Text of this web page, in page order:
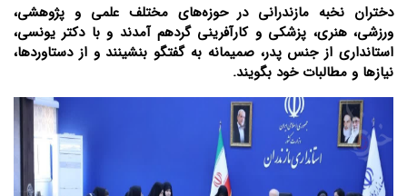
دختران نخبه مازندرانی در حوزه‌های مختلف علمی و پژوهشی،
ورزشی، هنری، پزشکی و کارآفرینی گردهم آمدند و با دکتر یونسی،
استانداری از جنس پدر، صمیمانه به گفتگو بنشینند و از دستاوردها،
نیازها و مطالبات خود بگویند.